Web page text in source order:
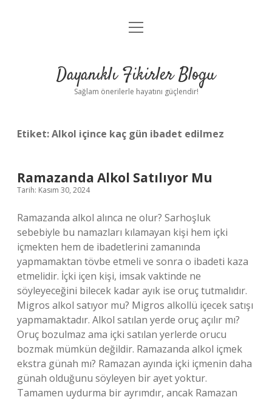
Anasayfa
Yasal Uyarı
menüyü
Dayanıklı Fikirler Blogu
Sağlam önerilerle hayatını güçlendir!
Etiket:Alkol içince kaç gün ibadet edilmez
Ramazanda Alkol Satılıyor Mu
Tarih: Kasım 30, 2024
Ramazanda alkol alınca ne olur? Sarhoşluk
sebebiyle bu namazları kılamayan kişi hem içki
içmekten hem de ibadetlerini zamanında
yapmamaktan tövbe etmeli ve sonra o ibadeti kaza
etmelidir. İçki içen kişi, imsak vaktinde ne
söyleyeceğini bilecek kadar ayık ise oruç tutmalıdır.
Migros alkol satıyor mu? Migros alkollü içecek satışı
yapmamaktadır. Alkol satılan yerde oruç açılır mı?
Oruç bozulmaz ama içki satılan yerlerde orucu
bozmak mümkün değildir. Ramazanda alkol içmek
ekstra günah mı? Ramazan ayında içki içmenin daha
günah olduğunu söyleyen bir ayet yoktur.
Tamamen uydurma bir ayrımdır, ancak Ramazan